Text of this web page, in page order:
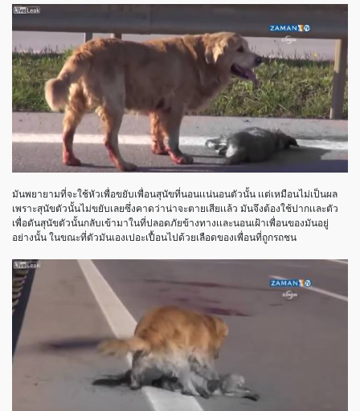
มันพยายามที่จะใช้หัวเพื่อขยับเพื่อนสุนัขที่นอนเเน่นอนตัวนั้น เเต่เหมือนไม่เป็นผล
เพราะสุนัขตัวนั้นไม่ขยับเลยซึ่งคาดว่าน่าจะตายเสียเเล้ว มันจึงต้องใช้ปากเเละตัว
เพื่อดันสุนัขตัวนั้นกลับเข้ามาในที่ปลอดภัยข้างทางเเละนอนเฝ้าเพื่อนของมันอยู่
อย่างนั้น ในขณะที่ตัวมันเองเปอะเปื้อนไปด้วยเลือดของเพื่อนที่ถูกรถชน